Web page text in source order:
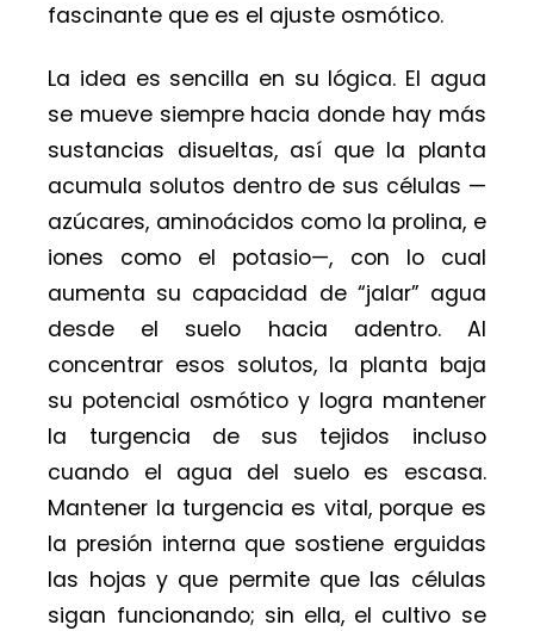
fascinante que es el ajuste osmótico.
La idea es sencilla en su lógica. El agua
se mueve siempre hacia donde hay más
sustancias disueltas, así que la planta
acumula solutos dentro de sus células —
azúcares, aminoácidos como la prolina, e
iones como el potasio—, con lo cual
aumenta su capacidad de “jalar” agua
desde el suelo hacia adentro. Al
concentrar esos solutos, la planta baja
su potencial osmótico y logra mantener
la turgencia de sus tejidos incluso
cuando el agua del suelo es escasa.
Mantener la turgencia es vital, porque es
la presión interna que sostiene erguidas
las hojas y que permite que las células
sigan funcionando; sin ella, el cultivo se